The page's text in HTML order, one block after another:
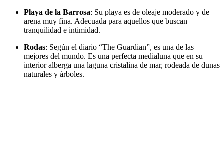
Playa de la Barrosa: Su playa es de oleaje moderado y de
arena muy fina. Adecuada para aquellos que buscan
tranquilidad e intimidad.
Rodas: Según el diario “The Guardian”, es una de las
mejores del mundo. Es una perfecta medialuna que en su
interior alberga una laguna cristalina de mar, rodeada de dunas
naturales y árboles.